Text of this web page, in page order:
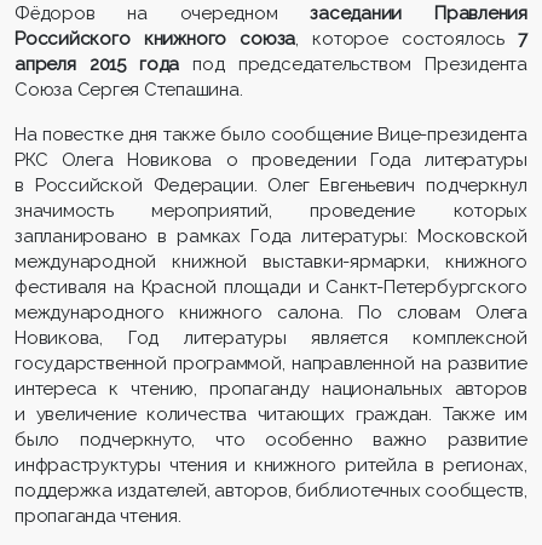
Фёдоров на очередномзаседании Правления
Российского книжного союза, которое состоялось7
апреля 2015 года под председательством Президента
Союза Сергея Степашина.
На повестке дня также было сообщение Вице-президента
РКС Олега Новикова о проведении Года литературы
в Российской Федерации. Олег Евгеньевич подчеркнул
значимость мероприятий, проведение которых
запланировано в рамках Года литературы: Московской
международной книжной выставки-ярмарки, книжного
фестиваля на Красной площади и Санкт-Петербургского
международного книжного салона. По словам Олега
Новикова, Год литературы является комплексной
государственной программой, направленной на развитие
интереса к чтению, пропаганду национальных авторов
и увеличение количества читающих граждан. Также им
было подчеркнуто, что особенно важно развитие
инфраструктуры чтения и книжного ритейла в регионах,
поддержка издателей, авторов, библиотечных сообществ,
пропаганда чтения.